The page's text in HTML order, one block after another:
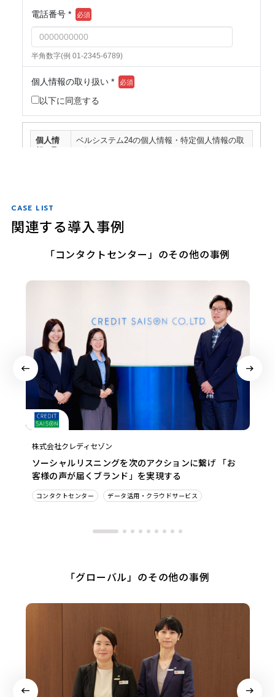
CASE LIST
関連する導入事例
「コンタクトセンター」のその他の事例
株式会社クレディセゾン
ソーシャルリスニングを次のアクションに繋げ 「お
客様の声が届くブランド」を実現する
コンタクトセンター データ活用・クラウドサービス
「グローバル」のその他の事例